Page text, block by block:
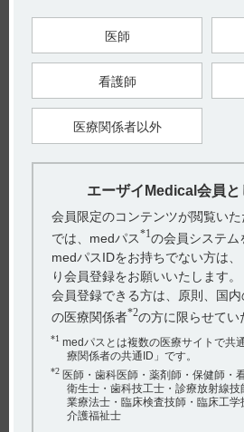
ライン（0120-419-497）までお問い合
1）ケイツーシロップ0.2％電子添文
【更新年月】
電子添文には、「有効期間：3年」と
※お手元のエーザイ製品の製造番号か
使用期限検索サイトはこちら
お探しの情報が見つからない場合やご
ライン（0120-419-497）までお問い合
医師
看護師
医療関係者以外
エーザイMedical会員
会員限定のコンテンツが閲覧い
では、medパス*1の会員システム
medパスIDをお持ちでない方は
り会員登録をお願いいたします。
会員登録できる方は、原則、国
の医療関係者*2の方に限らせてい
*1 medパスとは複数の医療サイトで共
療関係者の共通ID」です。
*2 医師・歯科医師・薬剤師・保健師・
衛生士・歯科技工士・診療放射線
業療法士・臨床検査技師・臨床工学
介護福祉士